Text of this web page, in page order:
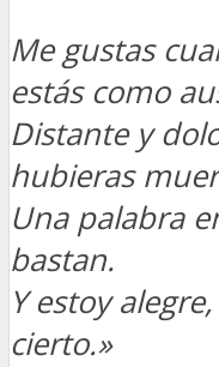
Me gustas
estás como
Distante y
hubieras
Una palabra
bastan.
Y estoy
cierto.»